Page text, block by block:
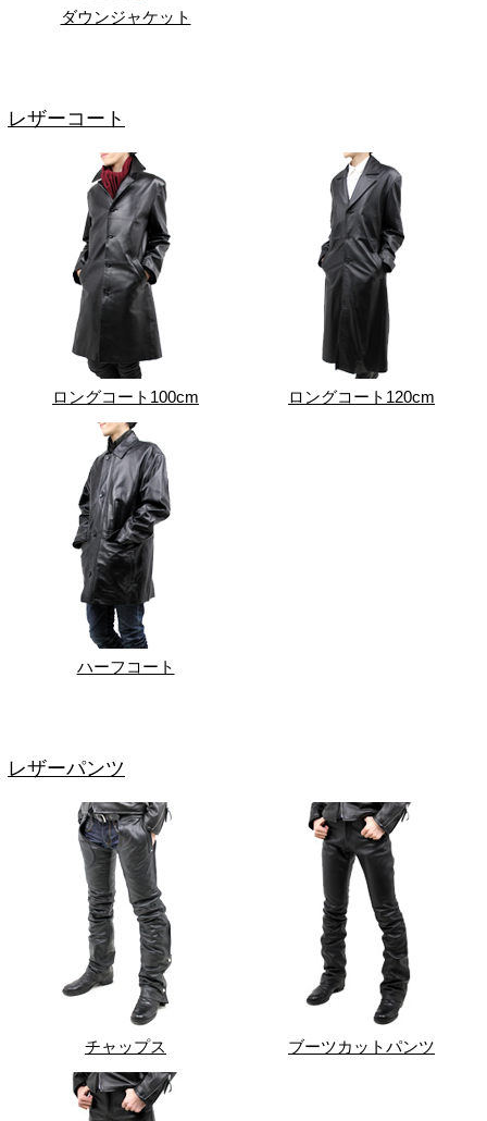
ダウンジャケット
レザーコート
ロングコート100cm ロングコート120cm
ハーフコート
レザーパンツ
チャップス ブーツカットパンツ